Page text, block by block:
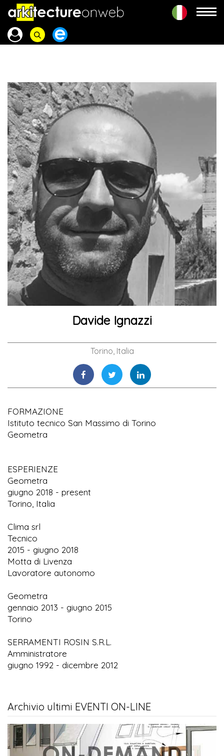
Davide Ignazzi
Torino, Italia
FORMAZIONE
Istituto tecnico San Massimo di Torino
Geometra
ESPERIENZE
Geometra
giugno 2018 - present
Torino, Italia
Clima srl
Tecnico
2015 - giugno 2018
Motta di Livenza
Lavoratore autonomo
Geometra
gennaio 2013 - giugno 2015
Torino
SERRAMENTI ROSIN S.R.L.
Amministratore
giugno 1992 - dicembre 2012
Archivio ultimi EVENTI ON-LINE